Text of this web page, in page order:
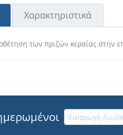
Χαρακτηριστικά
των πριζών κεραίας στην